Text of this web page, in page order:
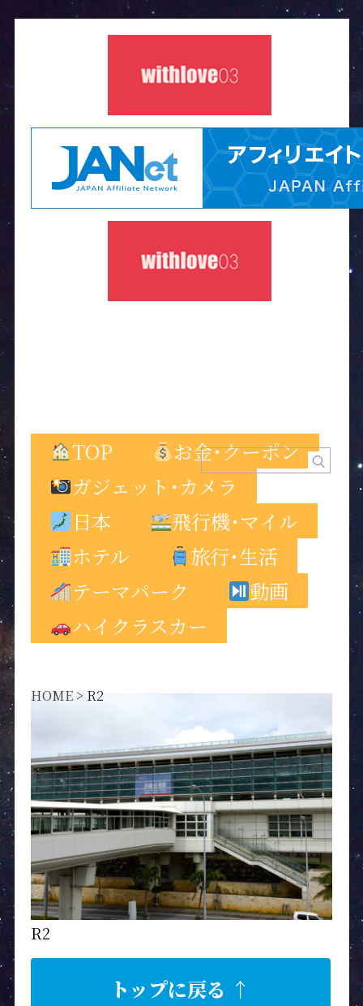
TOP
お金･クーポン
ガジェット･カメラ
日本
飛行機･マイル
ホテル
旅行･生活
テーマパーク
動画
ハイクラスカー
HOME> R2
R2
トップに戻る ↑